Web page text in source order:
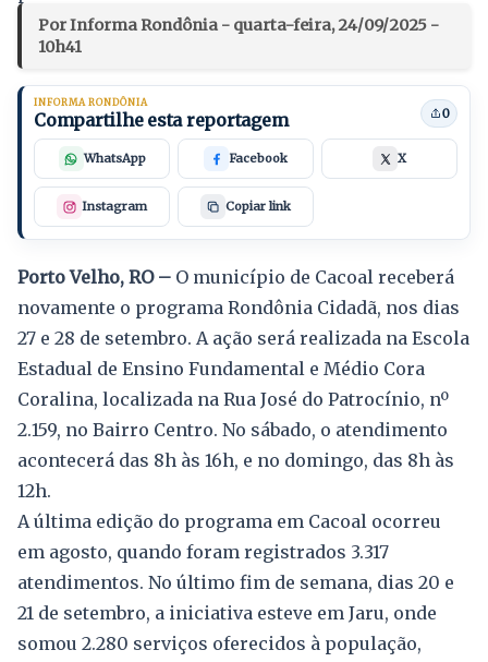
Por Informa Rondônia - quarta-feira, 24/09/2025 -
10h41
INFORMA RONDÔNIA
Compartilhe esta reportagem 0
WhatsApp Facebook X
Instagram Copiar link
Porto Velho, RO – O município de Cacoal receberá
novamente o programa Rondônia Cidadã, nos dias
27 e 28 de setembro. A ação será realizada na Escola
Estadual de Ensino Fundamental e Médio Cora
Coralina, localizada na Rua José do Patrocínio, nº
2.159, no Bairro Centro. No sábado, o atendimento
acontecerá das 8h às 16h, e no domingo, das 8h às
12h.
A última edição do programa em Cacoal ocorreu
em agosto, quando foram registrados 3.317
atendimentos. No último fim de semana, dias 20 e
21 de setembro, a iniciativa esteve em Jaru, onde
somou 2.280 serviços oferecidos à população,